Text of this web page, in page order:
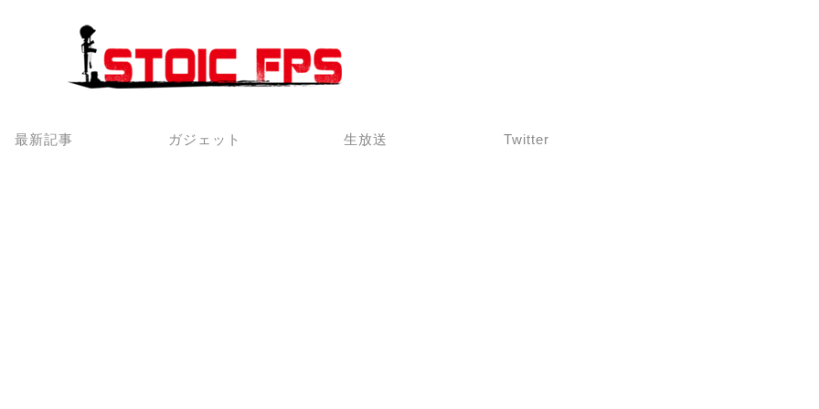
最新記事 ガジェット 生放送 Twitter